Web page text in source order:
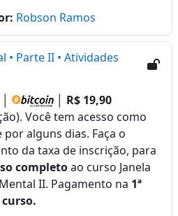
Robson Ramos
Parte II • Atividades
R$ 19,90
Você tem acesso como
alguns dias. Faça o
da taxa de inscrição, para
completoao curso Janela
II. Pagamento na 1ª